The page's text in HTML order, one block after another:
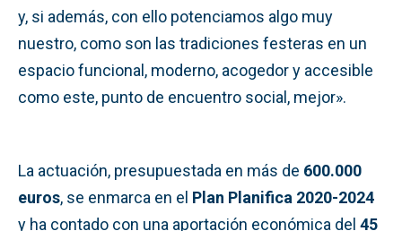
y, si además, con ello potenciamos algo muy
nuestro, como son las tradiciones festeras en un
espacio funcional, moderno, acogedor y accesible
como este, punto de encuentro social, mejor».
La actuación, presupuestada en más de 600.000
euros, se enmarca en el Plan Planifica 2020-2024
y ha contado con una aportación económica del 45